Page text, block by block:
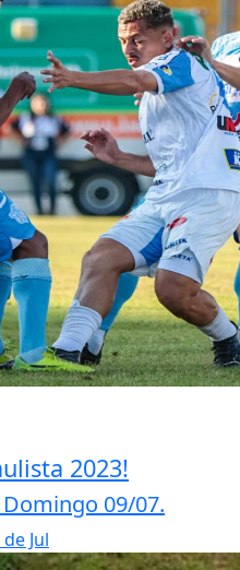
2023!
09/07.
Jul